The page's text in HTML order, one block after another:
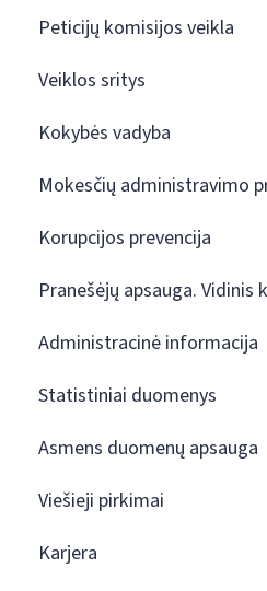
Peticijų komisijos veikla
Veiklos sritys
Kokybės vadyba
Mokesčių administravimo
Korupcijos prevencija
Pranešėjų apsauga. Vidinis
Administracinė informacija
Statistiniai duomenys
Asmens duomenų apsauga
Viešieji pirkimai
Karjera